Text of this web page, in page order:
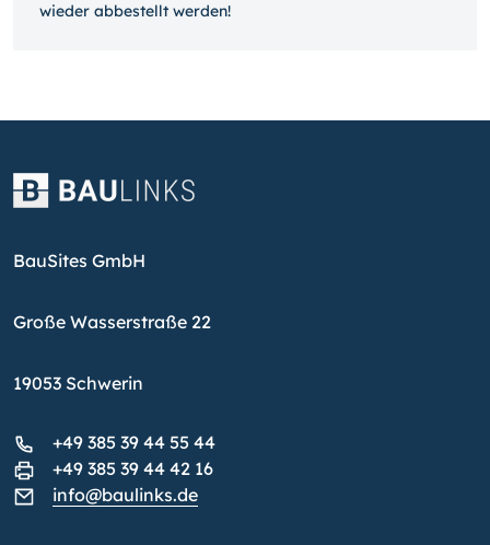
wieder ab­bestellt werden!
BauSites GmbH
Große Wasserstraße 22
19053 Schwerin
+49 385 39 44 55 44
+49 385 39 44 42 16
info@baulinks.de